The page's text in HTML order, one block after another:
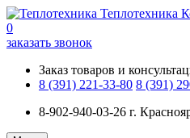
Теплотехника
0
заказать звонок
Заказ товаров и
8 (391) 221-33-80 8 (391)
8-902-940-03-26 г.